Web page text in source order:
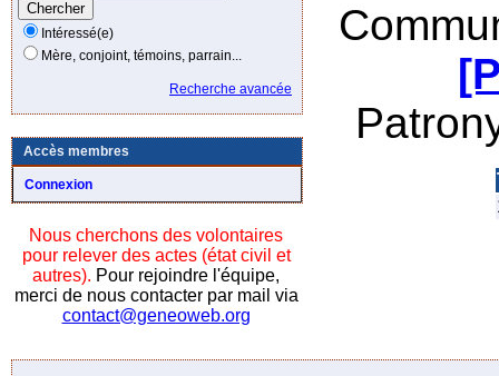
Intéressé(e)
Mère, conjoint, témoins, parrain...
Recherche avancée
Accès membres
Connexion
Nous cherchons des volontaires
pour relever des actes (état civil et
autres). Pour rejoindre l'équipe,
merci de nous contacter par mail via
contact@geneoweb.org